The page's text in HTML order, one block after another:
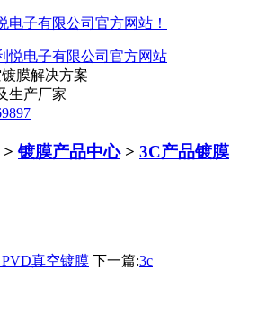
电子有限公司官方网站！
膜解决方案
生产厂家
>镀膜产品中心> 3C产品镀膜
真空镀膜 下一篇:3c